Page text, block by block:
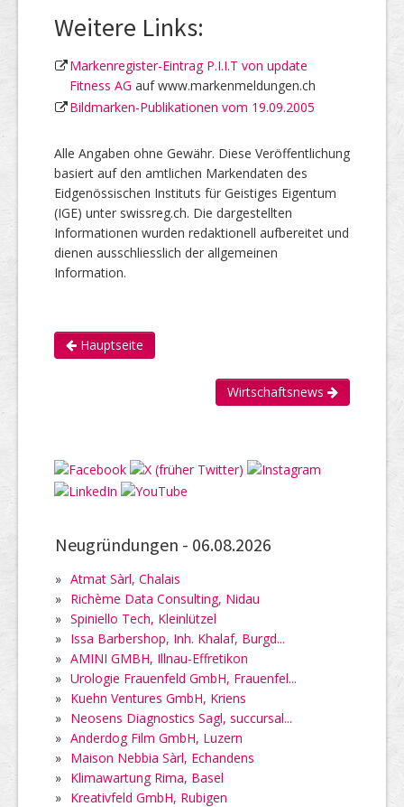
Weitere Links:
Markenregister-Eintrag P.I.I.T von update
Fitness AG auf www.markenmeldungen.ch
Bildmarken-Publikationen vom 19.09.2005
Alle Angaben ohne Gewähr. Diese Veröffentlichung
basiert auf den amtlichen Markendaten des
Eidgenössischen Instituts für Geistiges Eigentum
(IGE) unter swissreg.ch. Die dargestellten
Informationen wurden redaktionell aufbereitet und
dienen ausschliesslich der allgemeinen
Information.
Hauptseite
Wirtschaftsnews
Neugründungen - 06.08.2026
» Atmat Sàrl, Chalais
» Richème Data Consulting, Nidau
» Spiniello Tech, Kleinlützel
» Issa Barbershop, Inh. Khalaf, Burgd...
» AMINI GMBH, Illnau-Effretikon
» Urologie Frauenfeld GmbH, Frauenfel...
» Kuehn Ventures GmbH, Kriens
» Neosens Diagnostics Sagl, succursal...
» Anderdog Film GmbH, Luzern
» Maison Nebbia Sàrl, Echandens
» Klimawartung Rima, Basel
» Kreativfeld GmbH, Rubigen